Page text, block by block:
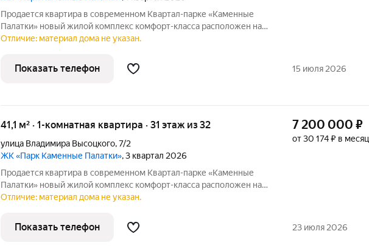
Продается квартира в современном Квартал-парке «Каменные
Палатки» новый жилой комплекс комфорт-класса расположен на
границе микрорайонов ЖБИ и Втузгородок, в 15 минутах от
озером Шарташ. В
Отличие: материал дома не указан.
Показать телефон 15 июля 2026
41,1 м² · 1-комнатная квартира · 31 этаж из 32
улица Владимира Высоцкого,7/2
ЖК «Парк Каменные Палатки», 3 квартал 2026
Продается квартира в современном Квартал-парке «Каменные
Палатки» новый жилой комплекс комфорт-класса расположен на
границе микрорайонов ЖБИ и Втузгородок, в 15 минутах от
озером Шарташ. В
7 200 000 ₽
от 30 174 ₽ в месяц
Отличие: материал дома не указан.
Показать телефон 23 июля 2026